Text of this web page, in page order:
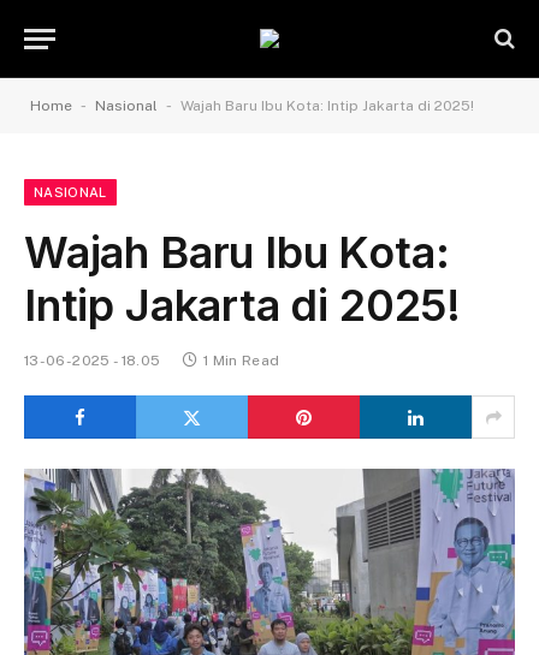
Home - Nasional - Wajah Baru Ibu Kota: Intip Jakarta di 2025!
NASIONAL
Wajah Baru Ibu Kota:
Intip Jakarta di 2025!
13-06-2025 - 18.05 1 Min Read